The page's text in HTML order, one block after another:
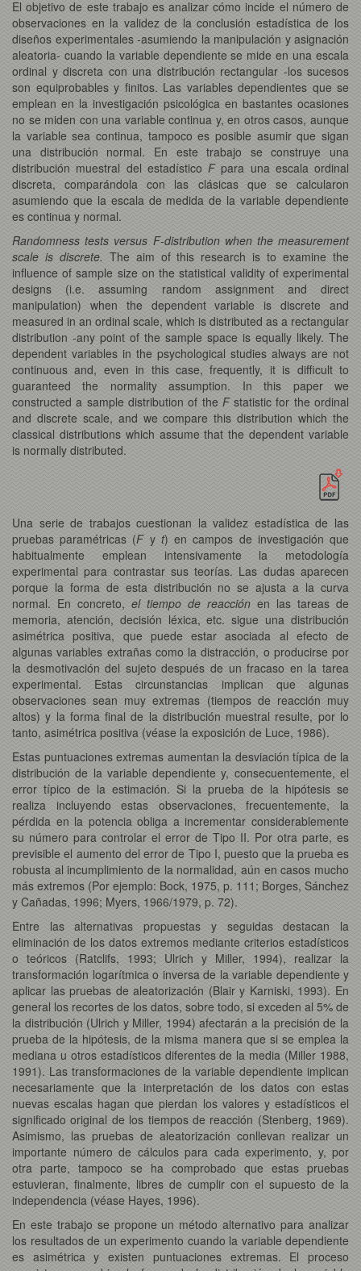
El objetivo de este trabajo es analizar cómo incide el número de
observaciones en la validez de la conclusión estadística de los
diseños experimentales -asumiendo la manipulación y asignación
aleatoria- cuando la variable dependiente se mide en una escala
ordinal y discreta con una distribución rectangular -los sucesos
son equiprobables y finitos. Las variables dependientes que se
emplean en la investigación psicológica en bastantes ocasiones
no se miden con una variable continua y, en otros casos, aunque
la variable sea continua, tampoco es posible asumir que sigan
una distribución normal. En este trabajo se construye una
distribución muestral del estadístico Fpara una escala ordinal
discreta, comparándola con las clásicas que se calcularon
asumiendo que la escala de medida de la variable dependiente
es continua y normal.
Randomness tests versus F-distribution when the measurement
scale is discrete. The aim of this research is to examine the
influence of sample size on the statistical validity of experimental
designs (i.e. assuming random assignment and direct
manipulation) when the dependent variable is discrete and
measured in an ordinal scale, which is distributed as a rectangular
distribution -any point of the sample space is equally likely. The
dependent variables in the psychological studies always are not
continuous and, even in this case, frequently, it is difficult to
guaranteed the normality assumption. In this paper we
constructed a sample distribution of the Fstatistic for the ordinal
and discrete scale, and we compare this distribution which the
classical distributions which assume that the dependent variable
is normally distributed.
Una serie de trabajos cuestionan la validez estadística de las
pruebas paramétricas (Fy t) en campos de investigación que
habitualmente emplean intensivamente la metodología
experimental para contrastar sus teorías. Las dudas aparecen
porque la forma de esta distribución no se ajusta a la curva
normal. En concreto, el tiempo de reacción en las tareas de
memoria, atención, decisión léxica, etc. sigue una distribución
asimétrica positiva, que puede estar asociada al efecto de
algunas variables extrañas como la distracción, o producirse por
la desmotivación del sujeto después de un fracaso en la tarea
experimental. Estas circunstancias implican que algunas
observaciones sean muy extremas (tiempos de reacción muy
altos) y la forma final de la distribución muestral resulte, por lo
tanto, asimétrica positiva (véase la exposición de Luce, 1986).
Estas puntuaciones extremas aumentan la desviación típica de la
distribución de la variable dependiente y, consecuentemente, el
error típico de la estimación. Si la prueba de la hipótesis se
realiza incluyendo estas observaciones, frecuentemente, la
pérdida en la potencia obliga a incrementar considerablemente
su número para controlar el error de Tipo II. Por otra parte, es
previsible el aumento del error de Tipo I, puesto que la prueba es
robusta al incumplimiento de la normalidad, aún en casos mucho
más extremos (Por ejemplo: Bock, 1975, p. 111; Borges, Sánchez
y Cañadas, 1996; Myers, 1966/1979, p. 72).
Entre las alternativas propuestas y seguidas destacan la
eliminación de los datos extremos mediante criterios estadísticos
o teóricos (Ratclifs, 1993; Ulrich y Miller, 1994), realizar la
transformación logarítmica o inversa de la variable dependiente y
aplicar las pruebas de aleatorización (Blair y Karniski, 1993). En
general los recortes de los datos, sobre todo, si exceden al 5% de
la distribución (Ulrich y Miller, 1994) afectarán a la precisión de la
prueba de la hipótesis, de la misma manera que si se emplea la
mediana u otros estadísticos diferentes de la media (Miller 1988,
1991). Las transformaciones de la variable dependiente implican
necesariamente que la interpretación de los datos con estas
nuevas escalas hagan que pierdan los valores y estadísticos el
significado original de los tiempos de reacción (Stenberg, 1969).
Asimismo, las pruebas de aleatorización conllevan realizar un
importante número de cálculos para cada experimento, y, por
otra parte, tampoco se ha comprobado que estas pruebas
estuvieran, finalmente, libres de cumplir con el supuesto de la
independencia (véase Hayes, 1996).
En este trabajo se propone un método alternativo para analizar
los resultados de un experimento cuando la variable dependiente
es asimétrica y existen puntuaciones extremas. El proceso